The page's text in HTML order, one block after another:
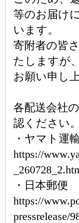
等のお届け
います。
寄附者の皆
たしますが
お願い申し
各配送会社
認ください。
・ヤマト運
https://
・日本郵便
https://
pressrelease/